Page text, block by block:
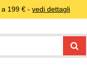
a 199 € -vedi dettagli